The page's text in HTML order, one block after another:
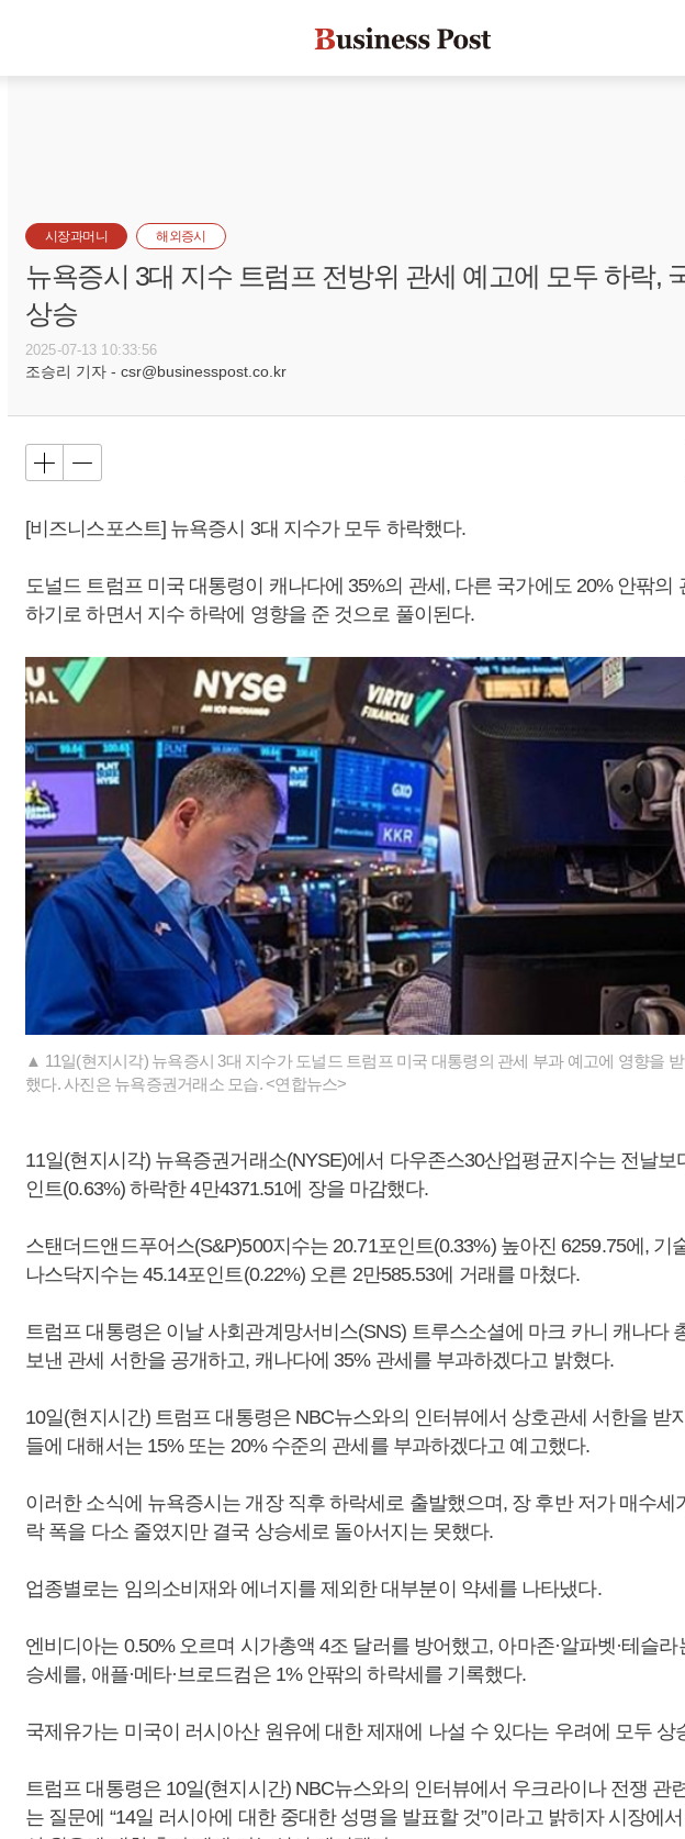
시장과머니 해외증시
뉴욕증시 3대 지수 트럼프 전방위 관세 예고에 모두 하락,
상승
2025-07-13 10:33:56
조승리 기자 - csr@businesspost.co.kr
[비즈니스포스트] 뉴욕증시 3대 지수가 모두 하락했다.
도널드 트럼프 미국 대통령이 캐나다에 35%의 관세, 다른 국가에도 20% 안팎의
하기로 하면서 지수 하락에 영향을 준 것으로 풀이된다.
▲ 11일(현지시각) 뉴욕증시 3대 지수가 도널드 트럼프 미국 대통령의 관세 부과 예고에 영향을
했다. 사진은 뉴욕증권거래소 모습. <연합뉴스>
11일(현지시각) 뉴욕증권거래소(NYSE)에서 다우존스30산업평균지수는 전날보
인트(0.63%) 하락한 4만4371.51에 장을 마감했다.
스탠더드앤드푸어스(S&P)500지수는 20.71포인트(0.33%) 높아진 6259.75에, 기
나스닥지수는 45.14포인트(0.22%) 오른 2만585.53에 거래를 마쳤다.
트럼프 대통령은 이날 사회관계망서비스(SNS) 트루스소셜에 마크 카니 캐나다
보낸 관세 서한을 공개하고, 캐나다에 35% 관세를 부과하겠다고 밝혔다.
10일(현지시간) 트럼프 대통령은 NBC뉴스와의 인터뷰에서 상호관세 서한을 받
들에 대해서는 15% 또는 20% 수준의 관세를 부과하겠다고 예고했다.
이러한 소식에 뉴욕증시는 개장 직후 하락세로 출발했으며, 장 후반 저가 매수세
락 폭을 다소 줄였지만 결국 상승세로 돌아서지는 못했다.
업종별로는 임의소비재와 에너지를 제외한 대부분이 약세를 나타냈다.
엔비디아는 0.50% 오르며 시가총액 4조 달러를 방어했고, 아마존·알파벳·테슬라
승세를, 애플·메타·브로드컴은 1% 안팎의 하락세를 기록했다.
국제유가는 미국이 러시아산 원유에 대한 제재에 나설 수 있다는 우려에 모두 상
트럼프 대통령은 10일(현지시간) NBC뉴스와의 인터뷰에서 우크라이나 전쟁 관
는 질문에 “14일 러시아에 대한 중대한 성명을 발표할 것”이라고 밝히자 시장에